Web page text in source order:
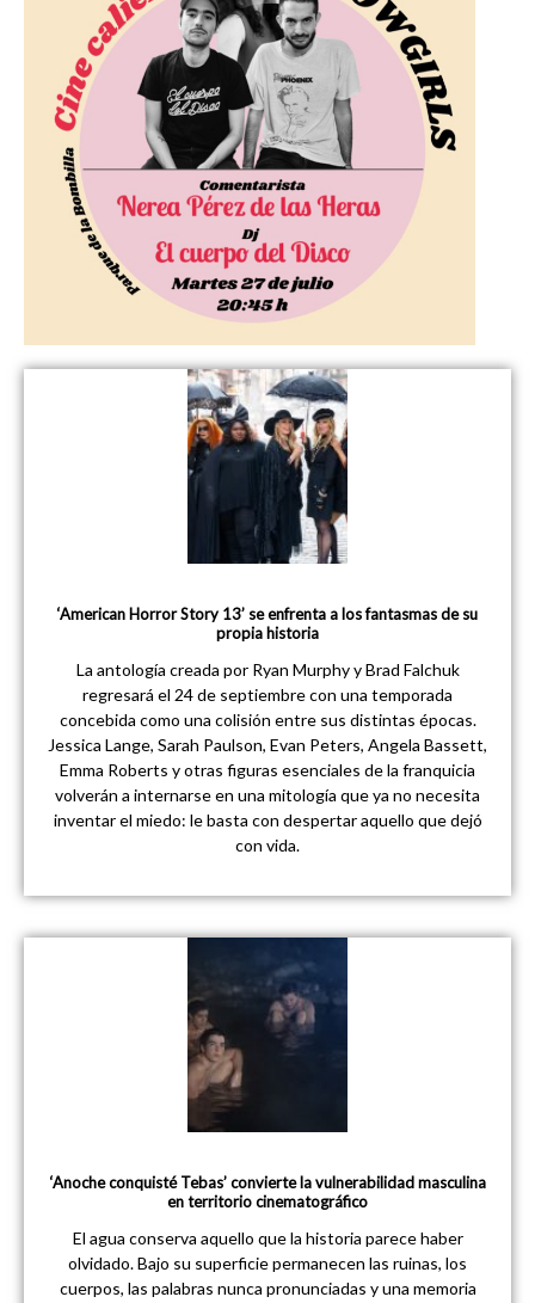
‘American Horror Story 13’ se enfrenta a los fantasmas de su
propia historia
La antología creada por Ryan Murphy y Brad Falchuk
regresará el 24 de septiembre con una temporada
concebida como una colisión entre sus distintas épocas.
Jessica Lange, Sarah Paulson, Evan Peters, Angela Bassett,
Emma Roberts y otras figuras esenciales de la franquicia
volverán a internarse en una mitología que ya no necesita
inventar el miedo: le basta con despertar aquello que dejó
con vida.
‘Anoche conquisté Tebas’ convierte la vulnerabilidad masculina
en territorio cinematográfico
El agua conserva aquello que la historia parece haber
olvidado. Bajo su superficie permanecen las ruinas, los
cuerpos, las palabras nunca pronunciadas y una memoria